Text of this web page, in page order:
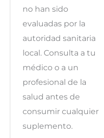
no han sido
evaluadas por la
autoridad sanitaria
local. Consulta a tu
médico o a un
profesional de la
salud antes de
consumir cualquier
suplemento.